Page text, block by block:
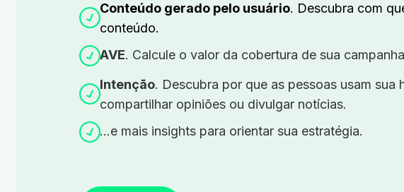
Conteúdo gerado pelo usuário. Descubra com
conteúdo.
AVE. Calcule o valor da cobertura de sua
Intenção. Descubra por que as pessoas usam
compartilhar opiniões ou divulgar notícias.
...e mais insights para orientar sua estratégia.